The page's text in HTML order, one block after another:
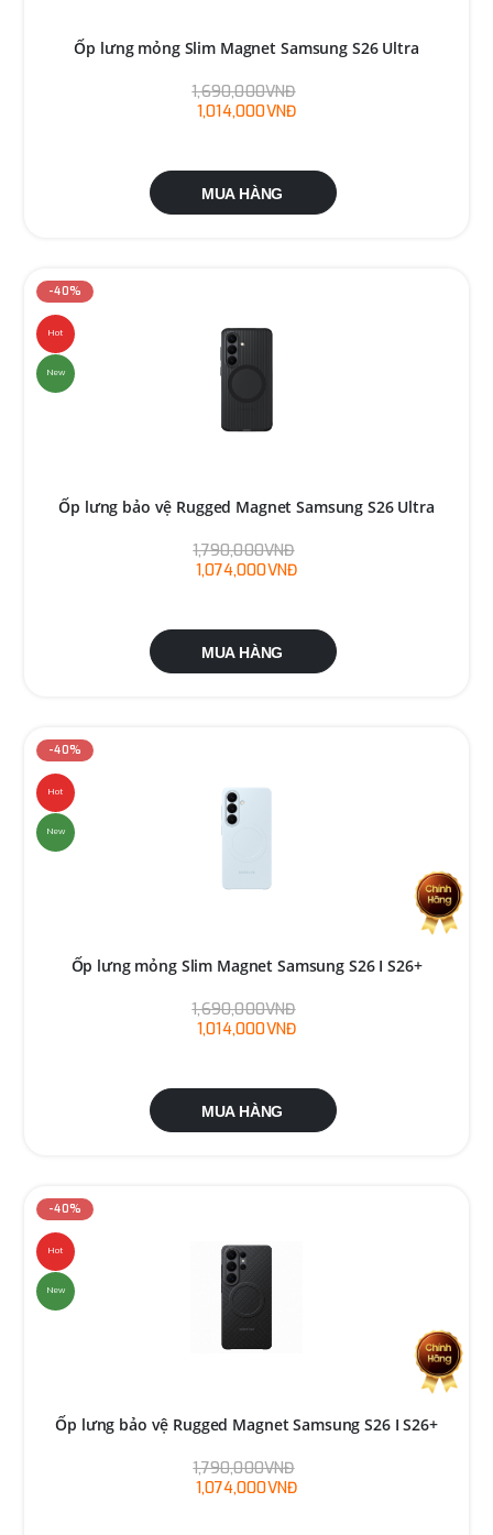
Ốp lưng mỏng Slim Magnet Samsung S26 Ultra
1,690,000VNĐ
1,014,000VNĐ
MUA HÀNG
-40%
Hot
New
Ốp lưng bảo vệ Rugged Magnet Samsung S26 Ultra
1,790,000VNĐ
1,074,000VNĐ
MUA HÀNG
-40%
Hot
New
Ốp lưng mỏng Slim Magnet Samsung S26 I S26+
1,690,000VNĐ
1,014,000VNĐ
MUA HÀNG
-40%
Hot
New
Ốp lưng bảo vệ Rugged Magnet Samsung S26 I S26+
1,790,000VNĐ
1,074,000VNĐ